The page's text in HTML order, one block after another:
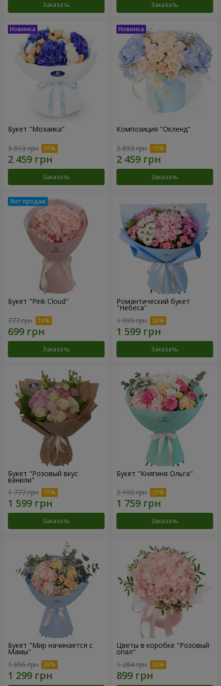
Заказать Заказать
Букет "Мозаика"
3 513 грн
Заказать
Композиция "Окленд"
2 893 грн
Заказать
Букет "Pink Cloud"
777 грн
Заказать
Романтический букет
"Небеса"
1 999 грн
Заказать
Букет "Розовый вкус
ванили"
1 777 грн
Заказать
Букет "Княгиня Ольга"
2 199 грн
Заказать
Букет "Мир начинается с
Мамы"
1 856 грн
Цветы в коробке "Розовый
опал"
1 284 грн